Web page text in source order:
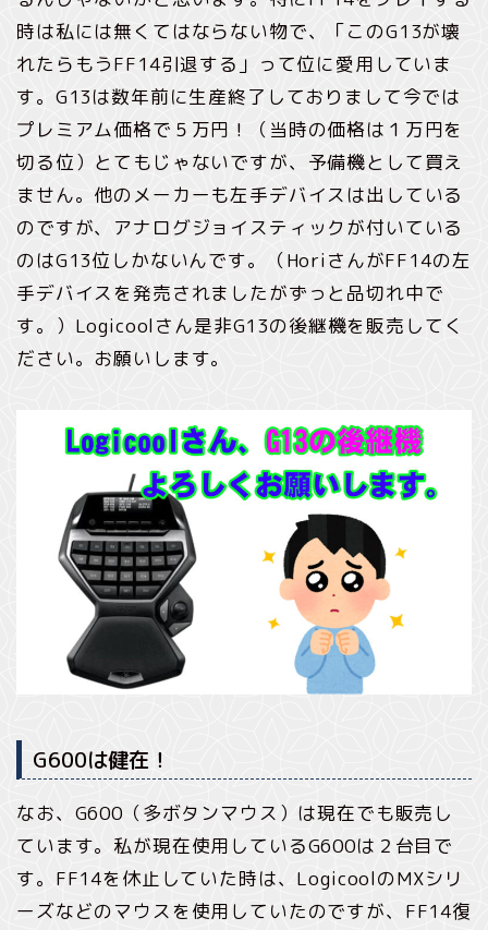
時は私には無くてはならない物で、「このG13が壊
れたらもうFF14引退する」って位に愛用していま
す。G13は数年前に生産終了しておりまして今では
プレミアム価格で５万円！（当時の価格は１万円を
切る位）とてもじゃないですが、予備機として買え
ません。他のメーカーも左手デバイスは出している
のですが、アナログジョイスティックが付いている
のはG13位しかないんです。（HoriさんがFF14の左
手デバイスを発売されましたがずっと品切れ中で
す。）Logicoolさん是非G13の後継機を販売してく
ださい。お願いします。
G600は健在！
なお、G600（多ボタンマウス）は現在でも販売し
ています。私が現在使用しているG600は２台目で
す。FF14を休止していた時は、LogicoolのMXシリ
ーズなどのマウスを使用していたのですが、FF14復